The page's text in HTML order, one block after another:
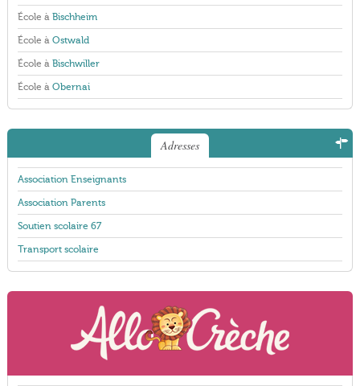
École à Bischheim
École à Ostwald
École à Bischwiller
École à Obernai
Adresses
Association Enseignants
Association Parents
Soutien scolaire 67
Transport scolaire